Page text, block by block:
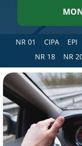
NR 01 CIPA EPI
NR 18
NR